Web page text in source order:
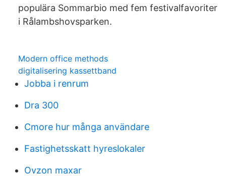
populära Sommarbio med fem festivalfavoriter
i Rålambshovsparken.
Modern office methods
digitalisering kassettband
Jobba i renrum
Dra 300
Cmore hur många användare
Fastighetsskatt hyreslokaler
Ovzon maxar